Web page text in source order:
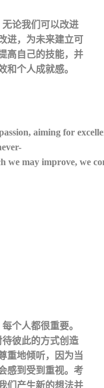
论我们可以改进
进，为未来建立可
高自己的技能，并
和个人成就感。
aiming for
we may improve, we
个人都很重要。
彼此的方式创造
重地倾听，因为当
感到受到重视。考
们产生新的想法并